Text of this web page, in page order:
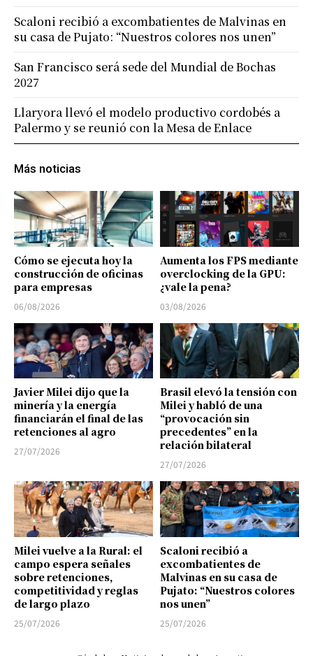
Más noticias
Cómo se ejecuta hoy la
construcción de oficinas
para empresas
06/08/2026
Aumenta los FPS mediante
overclocking de la GPU:
¿vale la pena?
03/08/2026
Javier Milei dijo que la
minería y la energía
financiarán el final de las
retenciones al agro
27/07/2026
Brasil elevó la tensión con
Milei y habló de una
“provocación sin
precedentes” en la
relación bilateral
27/07/2026
Milei vuelve a la Rural: el
campo espera señales
sobre retenciones,
competitividad y reglas
de largo plazo
25/07/2026
Scaloni recibió a
excombatientes de
Malvinas en su casa de
Pujato: “Nuestros colores
nos unen”
25/07/2026
Scaloni recibió a excombatientes de Malvinas en
su casa de Pujato: “Nuestros colores nos unen”
San Francisco será sede del Mundial de Bochas
2027
Llaryora llevó el modelo productivo cordobés a
Palermo y se reunió con la Mesa de Enlace